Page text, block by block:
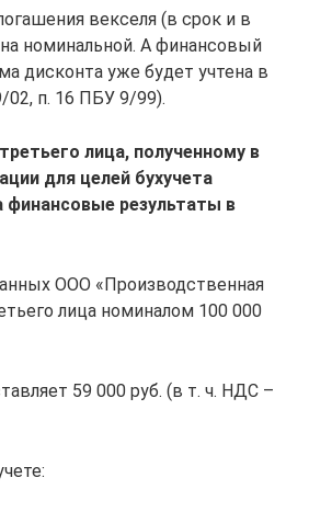
векселя (в срок и в
номинальной. А финансовый
дисконта уже будет учтена в
02, п. 16 ПБУ 9/99).
лица, полученному в
для целей бухучета
финансовые результаты в
ООО «Производственная
лица номиналом 100 000
59 000 руб. (в т. ч. НДС –